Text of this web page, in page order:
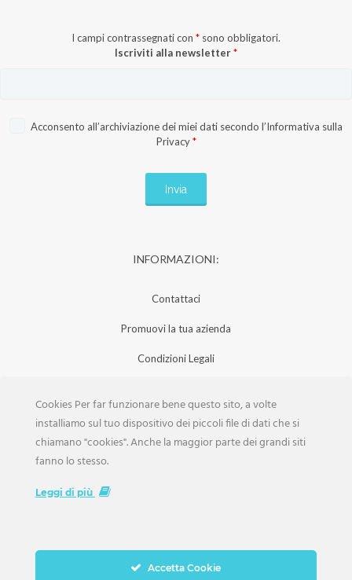
I campi contrassegnati con * sono obbligatori.
Iscriviti alla newsletter*
Acconsento all’archiviazione dei miei dati secondo l’Informativa sulla
Privacy *
INFORMAZIONI:
Contattaci
Promuovi la tua azienda
Condizioni Legali
Iscrizione Aziende
Scarica la Rivista
Cookies Per far funzionare bene questo sito, a volte
installiamo sul tuo dispositivo dei piccoli file di dati che si
chiamano "cookies". Anche la maggior parte dei grandi siti
fanno lo stesso.
Leggi di più
Accetta Cookie